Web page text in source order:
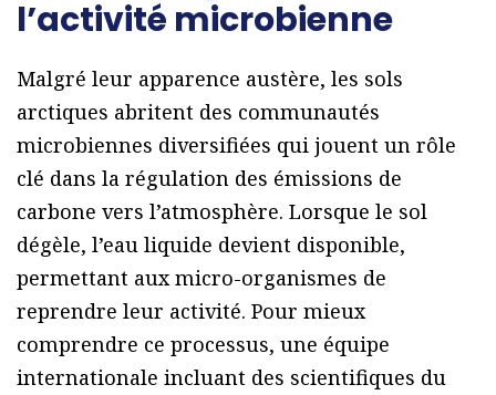
l’activité microbienne
Malgré leur apparence austère, les sols
arctiques abritent des communautés
microbiennes diversifiées qui jouent un rôle
clé dans la régulation des émissions de
carbone vers l’atmosphère. Lorsque le sol
dégèle, l’eau liquide devient disponible,
permettant aux micro-organismes de
reprendre leur activité. Pour mieux
comprendre ce processus, une équipe
internationale incluant des scientifiques du